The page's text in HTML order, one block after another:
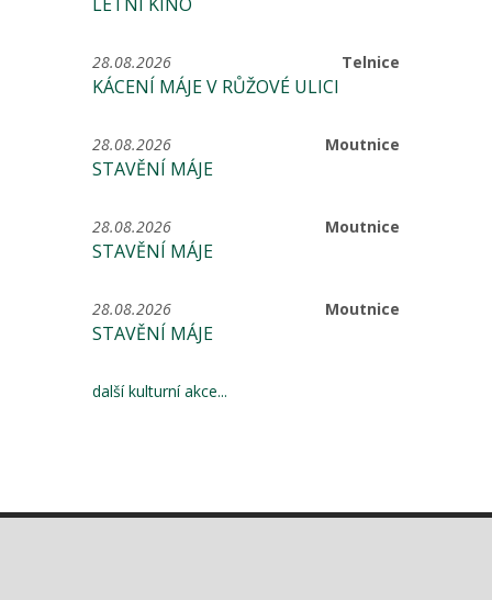
Telnice
28.08.2026
KÁCENÍ MÁJE V RŮŽOVÉ ULICI
Moutnice
28.08.2026
STAVĚNÍ MÁJE
Moutnice
28.08.2026
STAVĚNÍ MÁJE
Moutnice
28.08.2026
STAVĚNÍ MÁJE
další kulturní akce...